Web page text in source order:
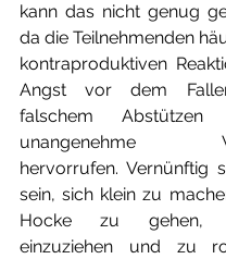
kann das nicht genug
da die Teilnehmenden
kontraproduktiven
Angst vor dem
falschem
unangenehme
hervorrufen. Vernünftig
sein, sich klein zu
Hocke zu gehen,
einzuziehen und zu